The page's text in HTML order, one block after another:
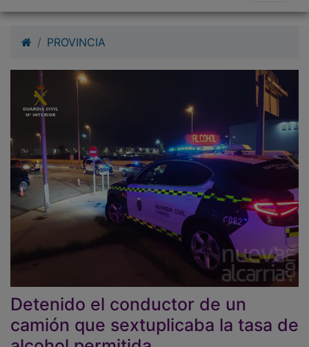
Detenido el conductor de un
camión que sextuplicaba la tasa de
alcohol permitida